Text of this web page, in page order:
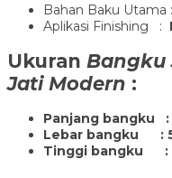
Bahan Baku Utama :
Aplikasi Finishing :
Ukuran Bangku
Jati Modern :
Panjang bangku :
Lebar bangku :
Tinggi bangku :